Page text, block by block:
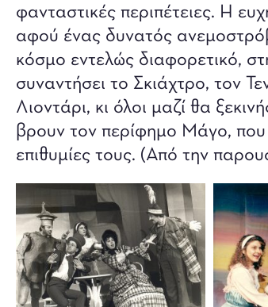
φανταστικές περιπέτειες. Η
αφού ένας δυνατός
κόσμο εντελώς διαφορετικό,
συναντήσει το Σκιάχτρο, τον
Λιοντάρι, κι όλοι μαζί θα
βρουν τον περίφημο Μάγο, που
επιθυμίες τους. (Από την